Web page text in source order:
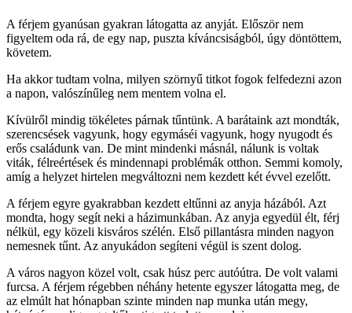
A férjem gyanúsan gyakran látogatta az anyját. Először nem
figyeltem oda rá, de egy nap, puszta kíváncsiságból, úgy döntöttem,
követem.
Ha akkor tudtam volna, milyen szörnyű titkot fogok felfedezni azon
a napon, valószínűleg nem mentem volna el.
Kívülről mindig tökéletes párnak tűntünk. A barátaink azt mondták,
szerencsések vagyunk, hogy egymáséi vagyunk, hogy nyugodt és
erős családunk van. De mint mindenki másnál, nálunk is voltak
viták, félreértések és mindennapi problémák otthon. Semmi komoly,
amíg a helyzet hirtelen megváltozni nem kezdett két évvel ezelőtt.
A férjem egyre gyakrabban kezdett eltűnni az anyja házából. Azt
mondta, hogy segít neki a házimunkában. Az anyja egyedül élt, férj
nélkül, egy közeli kisváros szélén. Első pillantásra minden nagyon
nemesnek tűnt. Az anyukádon segíteni végül is szent dolog.
A város nagyon közel volt, csak húsz perc autóútra. De volt valami
furcsa. A férjem régebben néhány hetente egyszer látogatta meg, de
az elmúlt hat hónapban szinte minden nap munka után megy,